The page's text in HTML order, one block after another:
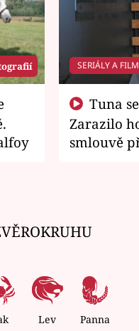
SERIÁLY A
Zarazilo
smlouvě
Lev Panna